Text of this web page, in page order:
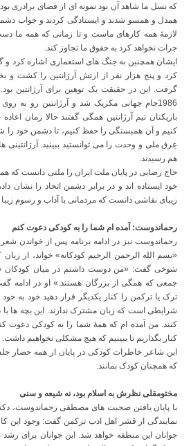
که نسل ما شاهد آن بود نمونه ای از فضای برادری
همدل و همسو شدند و ایستادگی کردند و جواب
لازمۀ همه کارهای ماست و تا زمانی که همه ما
جرات نخواهد کرد به حقوق ما تجاوز کند.
ایشان همچنین به جنگ های استعماری اشاره کرد و
کرد و پنج هزار نفر از ارتش آرژانتین را کشت و
گرفت. این در حقیقت یک توهین برای آرژانتین
1986جام جهانی مکزیک شد و آرژانتین رو به
بازیکنان تیم آرژانتین همگی گفتند حالا زمان
کنیم و آن همبستگی را حفظ کنیم، تا دشمن خود را
عِرق ملی و وحدت را می توانستید ببینید. آرژانتینی
هم رسیدند.
حاج رضایی در پایان ملت ایران را ملتی دانست که
خود ایستاده اند و در برابر دشمن اتحاد را نشان
زیبای نقاشی دانست که مردمانی با آداب و رسوم زیبا
رحماندوست: آمده ام شما را به کودکی دعوت کنم
رحماندوست نیز در ادامه برنامه پس از خواندن شعر
«بسم الله الرحمن الرحیم کودکانه» خواند، از
شوخی گفت: «من دوست داشتم در میان کودکان
جمعی که همگی از بزرگان هستند.» او در ادامه
ترک یا ترکمن را کنار یکدیگر قرار دهید خود به
شرایطی است که زبان مشترک ندارند. این بچه ها با
کنند. من آمده ام که همۀ شما را به کودکی دعوت
کنار بگذاریم تا ببینیم که هیچ مشکلی نخواهیم داشت.
این شاعر خاطرات کودکی در پایان از همه حضار
که همچنان کودک بمانند.
مختومقلی نظرش به اسلام بود، نه شیعه و سنی
با پایان یافتن صحبت های مصطفی رحماندوست،
نمایندگی از قشر اهل ادب ترکمن گفت: وجود این
جوانان این منطقه خواهد شد. این جوانان برای